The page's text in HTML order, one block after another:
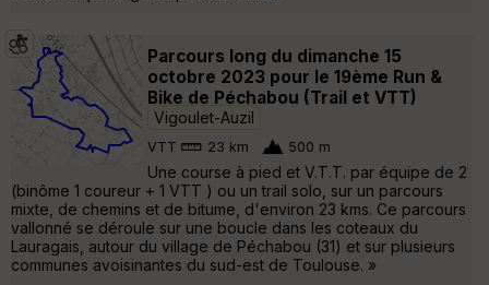
Parcours long du dimanche 15
octobre 2023 pour le 19ème Run &
Bike de Péchabou (Trail et VTT)
Vigoulet-Auzil
VTT 23 km 500 m
Une course à pied et V.T.T. par équipe de 2
(binôme 1 coureur + 1 VTT ) ou un trail solo, sur un parcours
mixte, de chemins et de bitume, d'environ 23 kms. Ce parcours
vallonné se déroule sur une boucle dans les coteaux du
Lauragais, autour du village de Péchabou (31) et sur plusieurs
communes avoisinantes du sud-est de Toulouse. »